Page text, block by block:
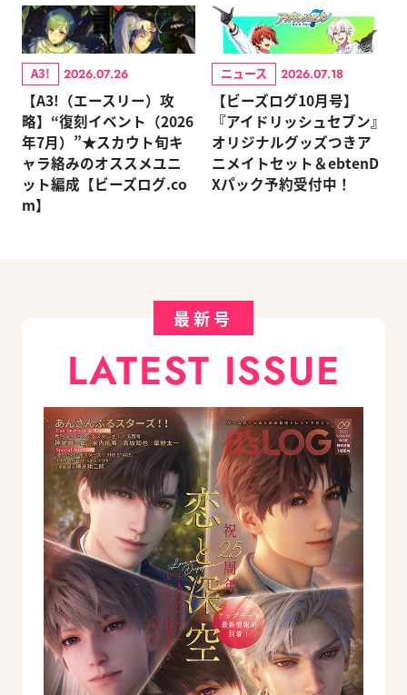
A3! 2026.07.26
【A3!（エースリー）攻
略】“復刻イベント（2026
年7月）”★スカウト旬キ
ャラ絡みのオススメユニ
ット編成【ビーズログ.co
m】
ニュース 2026.07.18
【ビーズログ10月号】
『アイドリッシュセブン』
オリジナルグッズつきア
ニメイトセット＆ebtenD
Xパック予約受付中！
最新号
LATEST ISSUE